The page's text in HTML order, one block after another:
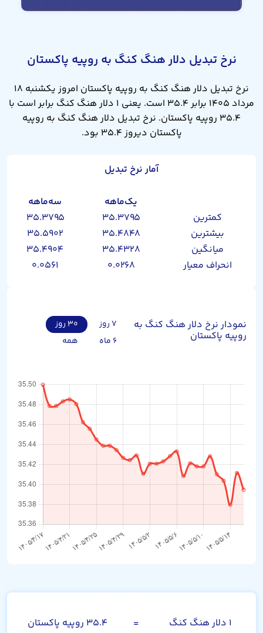
نرخ تبدیل دلار هنگ کنگ به روپیه پاکستان
نرخ تبدیل دلار هنگ کنگ به روپیه پاکستان امروز یکشنبه ۱۸
مرداد ۱۴۰۵ برابر ۳۵.۴ است. یعنی ۱ دلار هنگ کنگ برابر است با
۳۵.۴ روپیه پاکستان. نرخ تبدیل دلار هنگ کنگ به روپیه
پاکستان دیروز ۳۵.۴ بود.
آمار نرخ تبدیل
یک‌ماهه
سه‌ماهه
کمترین
۳۵.۳۷۹۵
۳۵.۳۷۹۵
بیشترین
۳۵.۴۸۴۸
۳۵.۵۹۰۲
میانگین
۳۵.۴۳۲۸
۳۵.۴۹۰۴
انحراف معیار
۰.۰۲۶۸ ۰.۰۵۶۱
نمودار نرخ دلار هنگ کنگ به
روپیه پاکستان
۷ روز
۳۰ روز
۶ ماه
همه
۱ دلار هنگ کنگ =
۳۵.۴ روپیه پاکستان